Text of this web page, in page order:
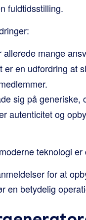
fuldtidsstilling.
allerede mange
er en udfordring at
sig på generiske,
autenticitet og
teknologi
for at
en betydelig